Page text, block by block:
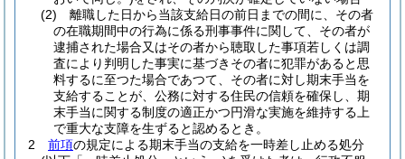
(2)
離職した日から当該支給日の前日までの間に、その者
の在職期間中の行為に係る刑事事件に関して、その者が
逮捕された場合又はその者から聴取した事項若しくは調
査により判明した事実に基づきその者に犯罪があると思
料するに至つた場合であつて、その者に対し期末手当を
支給することが、公務に対する住民の信頼を確保し、期
末手当に関する制度の適正かつ円滑な実施を維持する上
で重大な支障を生ずると認めるとき。
2
前項の規定による期末手当の支給を一時差し止める処分